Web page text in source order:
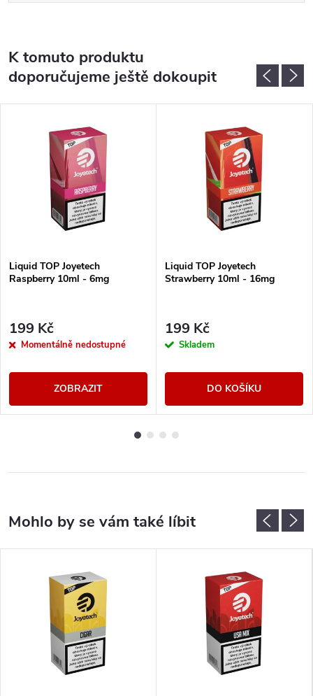
K tomuto produktu
doporučujeme ještě dokoupit
Liquid TOP Joyetech
Raspberry 10ml - 6mg
199 Kč
Momentálně nedostupné
ZOBRAZIT
Liquid TOP Joyetech
Strawberry 10ml - 16mg
199 Kč
Skladem
DO KOŠÍKU